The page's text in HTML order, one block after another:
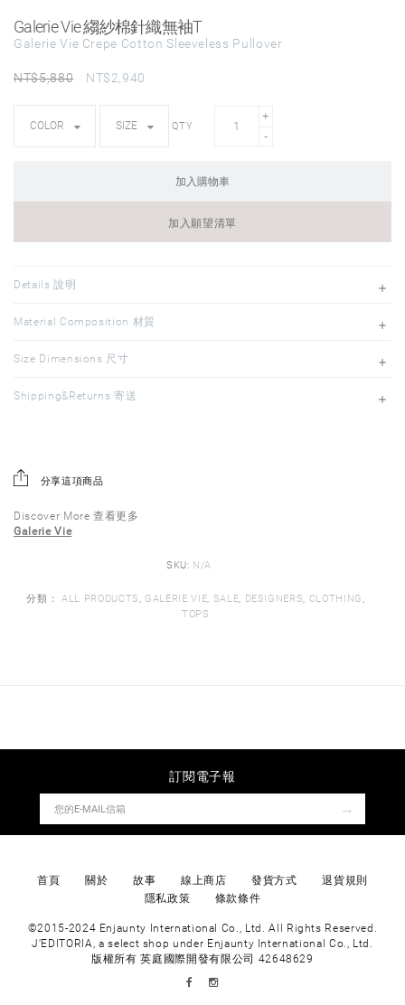
Galerie Vie 縐紗棉針織無袖T
Galerie Vie Crepe Cotton Sleeveless Pullover
NT$5,880 NT$2,940
QTY
加入購物車
加入願望清單
Details 說明
Material Composition 材質
Size Dimensions 尺寸
Shipping&Returns 寄送
分享這項商品
Discover More 查看更多
Galerie Vie
SKU: N/A
分類： ALL PRODUCTS GALERIE VIE SALE DESIGNERS CLOTHING
TOPS
訂閱電子報
→
首頁 關於 故事 線上商店 發貨方式
退貨規則
隱私政策
條款條件
©2015-2024 Enjaunty International Co., Ltd. All Rights Reserved.
J’EDITORIA, a select shop under Enjaunty International Co., Ltd.
版權所有 英庭國際開發有限公司 42648629